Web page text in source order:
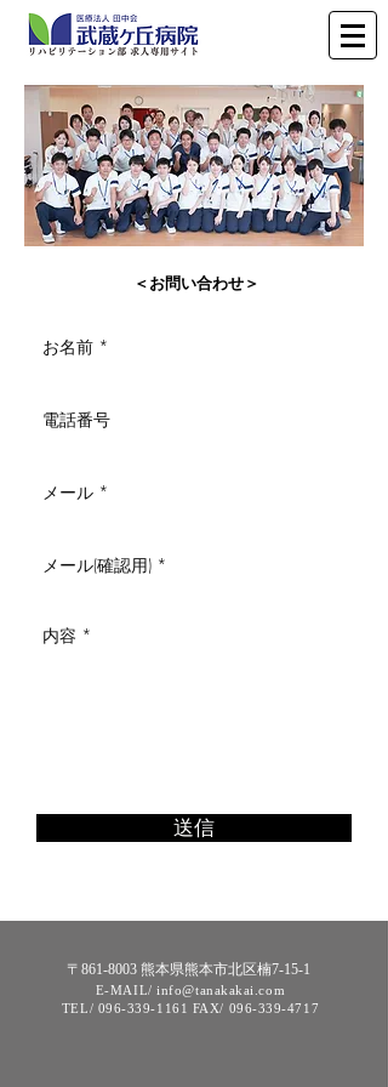
​ ＜お問い合わせ＞
送信
〒861-8003 熊本県熊本市北区楠7-15-1
E-MAIL/ info@tanakakai.com
TEL/ 096-339-1161 FAX/ 096-339-4717